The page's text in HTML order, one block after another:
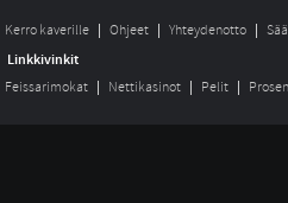
Kerro kaverille Ohjeet Yhteydenotto
Linkkivinkit
Feissarimokat Nettikasinot Pelit